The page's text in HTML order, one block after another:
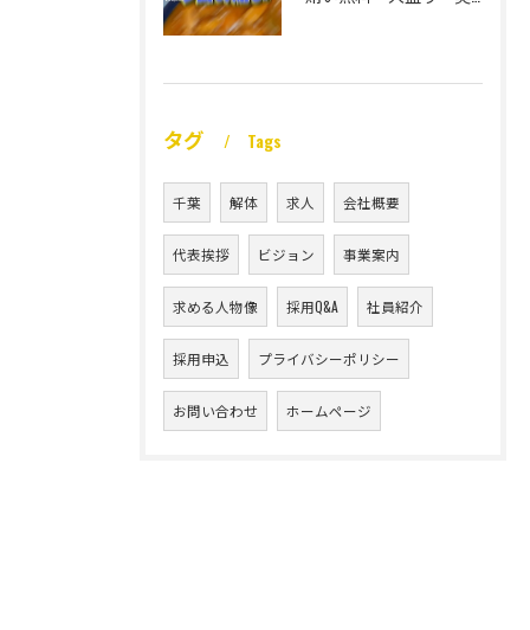
タグ Tags
千葉 解体 求人 会社概要
代表挨拶 ビジョン 事業案内
求める人物像 採用Q&A 社員紹介
採用申込 プライバシーポリシー
お問い合わせ ホームページ